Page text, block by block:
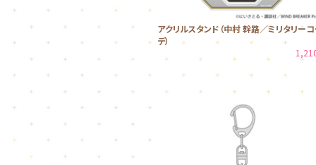
アクリルスタンド（中村 幹路／ミリタリー
デ）